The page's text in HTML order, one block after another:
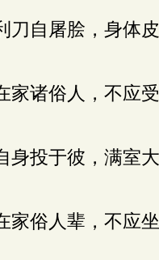
刀自屠脍，身体
家诸俗人，不应受
身投于彼，满室
家俗人辈，不应坐